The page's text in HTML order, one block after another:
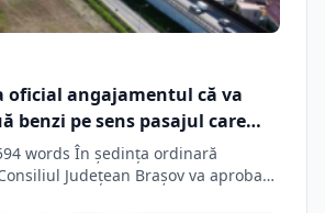
oficial angajamentul că va
benzi pe sens pasajul care
spre Sânpetru
words În şedinţa ordinară
Judeţean Braşov va aproba…